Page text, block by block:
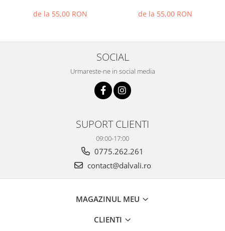
de la 55,00 RON
de la 55,00 RON
SOCIAL
Urmareste-ne in social media
SUPORT CLIENTI
09:00-17:00
0775.262.261
contact@dalvali.ro
MAGAZINUL MEU
CLIENTI